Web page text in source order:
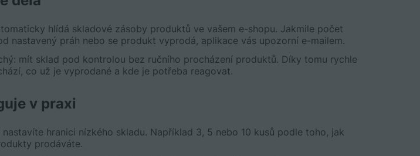
hlídá skladové zásoby produktů ve vašem e-shopu. Jakmile počet
nastavený práh nebo se produkt vyprodá, aplikace vás upozorní e-mailem.
mít sklad pod kontrolou bez ručního procházení produktů. Díky tomu rychle
co už je vyprodané a kde je potřeba reagovat.
v praxi
hranici nízkého skladu. Například 3, 5 nebo 10 kusů podle toho, jak
prodáváte.